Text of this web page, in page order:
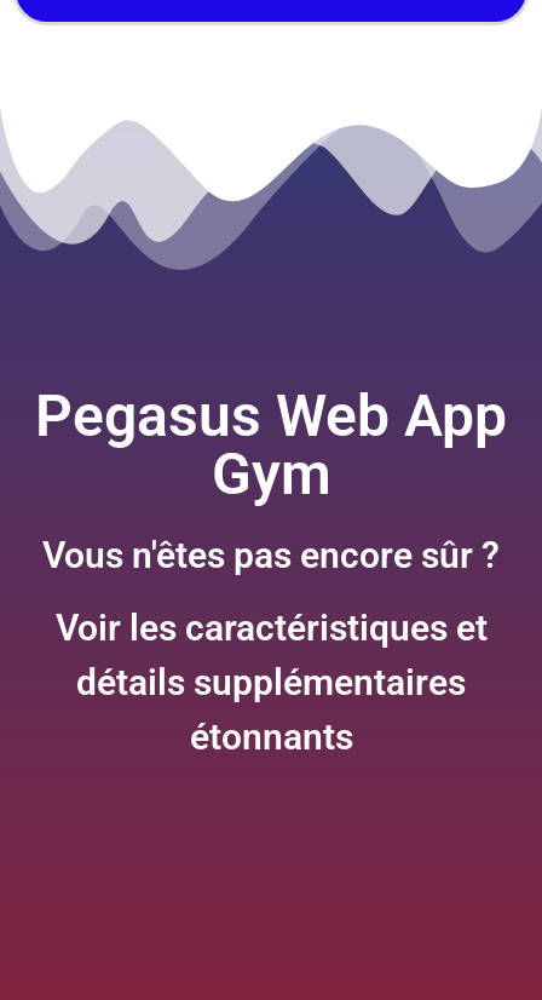
Pegasus Web App
Gym
Vous n'êtes pas encore sûr ?
Voir les caractéristiques et
détails supplémentaires
étonnants